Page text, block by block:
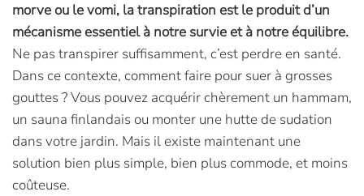
morve ou le vomi, la transpiration est le produit d’un
mécanisme essentiel à notre survie et à notre équilibre.
Ne pas transpirer suffisamment, c’est perdre en santé.
Dans ce contexte, comment faire pour suer à grosses
gouttes ? Vous pouvez acquérir chèrement un hammam,
un sauna finlandais ou monter une hutte de sudation
dans votre jardin. Mais il existe maintenant une
solution bien plus simple, bien plus commode, et moins
coûteuse.